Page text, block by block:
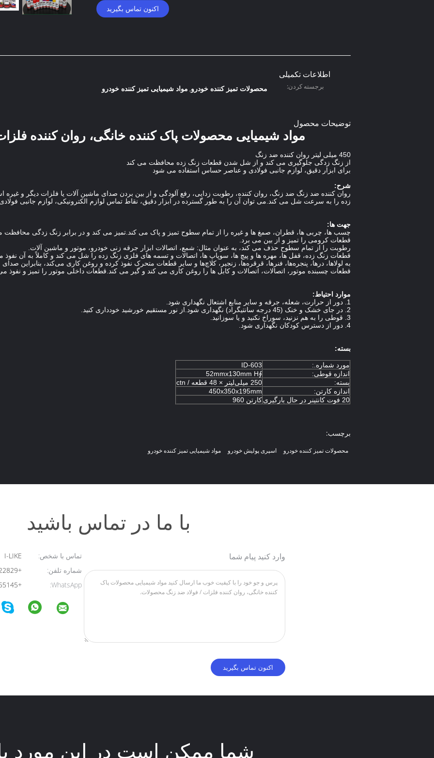
اکنون تماس بگیرید
اطلاعات تکمیلی
برجسته کردن: محصولات تمیز کننده خودرو, مواد شیمیایی تمیز کننده خودرو
توضیحات محصول
مواد شیمیایی محصولات پاک کننده خانگی، روان کننده
450 میلی لیتر روان کننده ضد زنگ
از زنگ زدگی جلوگیری می کند و از شل شدن قطعات زنگ زده محافظت می کند
برای ابزار دقیق، لوازم جانبی فولادی و عناصر حساس استفاده می شود
شرح:
روان کننده ضد زنگ ضد زنگ، روان کننده، رطوبت زدایی، رفع آلودگی و از بین بردن صدای ماشین آلات یا فلزات دیگر و غیره
زده را به سرعت شل می کند.می توان آن را به طور گسترده در ابزار دقیق، نقاط تماس لوازم الکترونیکی، لوازم جانبی
جهت ها:
چسب ها، چربی ها، قطران، صمغ ها و غیره را از تمام سطوح تمیز و پاک می کند.تمیز می کند و در برابر زنگ زدگی محافظت
قطعات کرومی را تمیز و از بین می برد.
رطوبت را از تمام سطوح حذف می کند، به عنوان مثال: شمع، اتصالات ابزار جرقه زنی خودرو، موتور و ماشین آلات.
قطعات زنگ زده، قفل ها، مهره ها و پیچ ها، سوپاپ ها، اتصالات و تسمه های فلزی زنگ زده را شل می کند و کاملاً به آن نفوذ
به لولاها، درها، پنجره‌ها، فنرها، قرقره‌ها، زنجیر، کلاچ‌ها و سایر قطعات متحرک نفوذ کرده و روغن کاری می‌کند، بنابراین
قطعات چسبنده موتور، اتصالات، اتصالات و کابل ها را روغن کاری می کند و گیر می کند.قطعات داخلی موتور را تمیز و نفوذ
موارد احتیاط:
1. دور از حرارت، شعله، جرقه و سایر منابع اشتعال نگهداری شود.
2. در جای خشک و خنک (45 درجه سانتیگراد) نگهداری شود.از نور مستقیم خورشید خودداری کنید.
3. قوطی را به هم نزنید، سوراخ نکنید و یا سوزانید.
4. دور از دسترس کودکان نگهداری شود.
بسته:
مورد شماره.:
ID-603
اندازه قوطی:
∮52mmx130mm H
بسته:
250 میلی‌لیتر × 48 قطعه / ctn
اندازه کارتن:
450x350x195mm
20 فوت کانتینر در حال بارگیری
کارتن 960
برچسب:
محصولات تمیز کننده خودرو اسپری پولیش خودرو مواد شیمیایی تمیز کننده خودرو
با ما در تماس باشید
تماس با شخص:
شماره تلفن:
+8613824322829
WhatsApp:
+8613723455145
وارد کنید پیام شما
شما ممکن است در این مورد